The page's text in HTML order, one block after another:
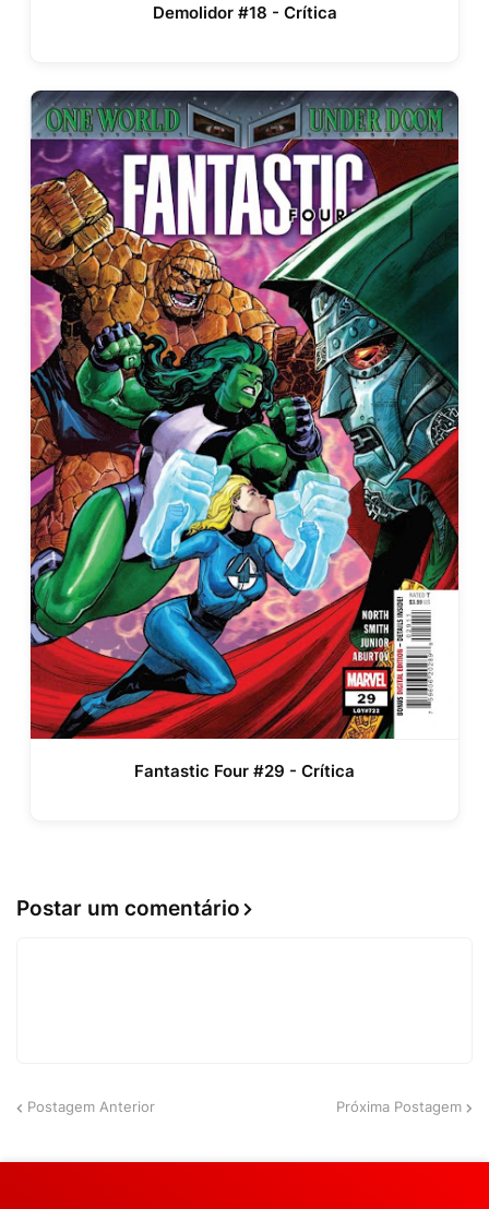
Demolidor #18 - Crítica
Fantastic Four #29 - Crítica
Postar um comentário
Postagem Anterior Próxima Postagem